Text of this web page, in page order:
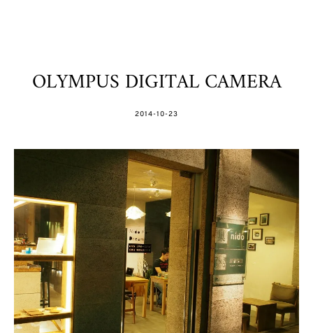
OLYMPUS DIGITAL CAMERA
POSTED
2014-10-23